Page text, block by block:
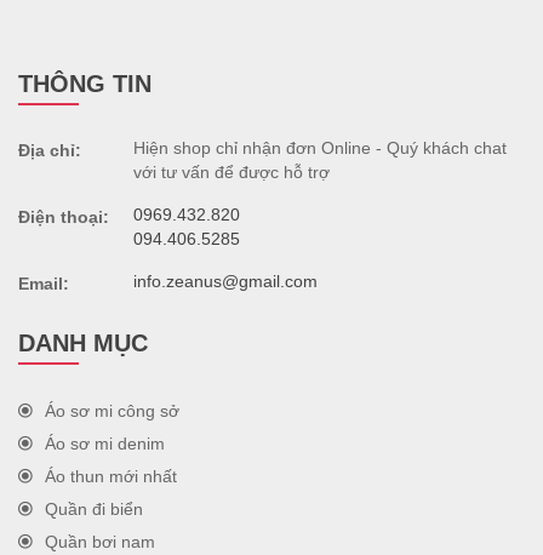
THÔNG TIN
Địa chỉ:
Hiện shop chỉ nhận đơn Online - Quý khách chat
với tư vấn để được hỗ trợ
Điện thoại:
0969.432.820
094.406.5285
Email: info.zeanus@gmail.com
DANH MỤC
Áo sơ mi công sở
Áo sơ mi denim
Áo thun mới nhất
Quần đi biển
Quần bơi nam